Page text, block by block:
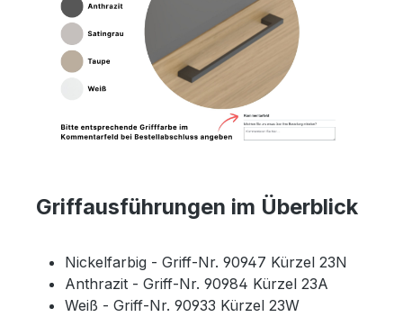
Griffausführungen im Überblick
Nickelfarbig - Griff-Nr. 90947 Kürzel 23N
Anthrazit - Griff-Nr. 90984 Kürzel 23A
Weiß - Griff-Nr. 90933 Kürzel 23W